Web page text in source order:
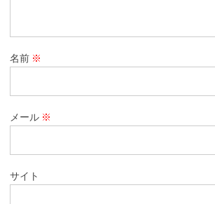
名前 ※
メール ※
サイト